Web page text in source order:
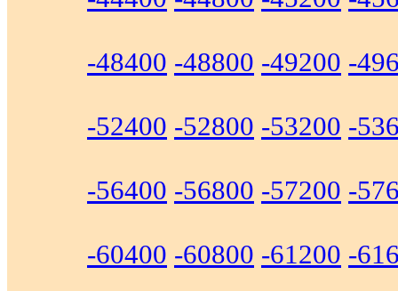
-48400 -48800 -49200 -
-52400 -52800 -53200 -
-56400 -56800 -57200 -
-60400 -60800 -61200 -